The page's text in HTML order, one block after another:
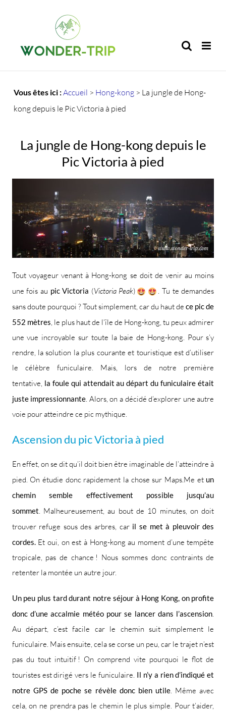
Vous êtes ici :Accueil > Hong-kong> La jungle de Hong-
kong depuis le Pic Victoria à pied
La jungle de Hong-kong depuis le
Pic Victoria à pied
Tout voyageur venant à Hong-kong se doit de venir au moins
une fois au pic Victoria (Victoria Peak)
. Tu te demandes
sans doute pourquoi ? Tout simplement, car du haut dece pic de
552 mètres , le plus haut de l’île de Hong-kong, tu peux admirer
une vue incroyable sur toute la baie de Hong-kong. Pour s’y
rendre, la solution la plus courante et touristique est d’utiliser
le célèbre funiculaire. Mais, lors de notre première
tentative, la foule qui attendait au départ du funiculaire était
juste impressionnante . Alors, on a décidé d’explorer une autre
voie pour atteindre ce pic mythique.
Ascension du pic Victoria à pied
En effet, on se dit qu’il doit bien être imaginable de l’atteindre à
pied. On étudie donc rapidement la chose sur Maps.Me et un
chemin semble effectivement possible jusqu’au
sommet . Malheureusement, au bout de 10 minutes, on doit
trouver refuge sous des arbres, car il se met à pleuvoir des
cordes.Et oui, on est à Hong-kong au moment d’une tempête
tropicale, pas de chance ! Nous sommes donc contraints de
retenter la montée un autre jour.
Un peu plus tard durant notre séjour à Hong Kong, on profite
donc d’une accalmie météo pour se lancer dans l’ascension
Au départ, c’est facile car le chemin suit simplement le
funiculaire. Mais ensuite, cela se corse un peu, car le trajet n’est
pas du tout intuitif ! On comprend vite pourquoi le flot de
touristes est dirigé vers le funiculaire. Il n’y a rien d’indiqué et
notre GPS de poche se révèle donc bien utile . Même avec
cela, on ne prendra pas le chemin le plus simple. Pour t’aider,